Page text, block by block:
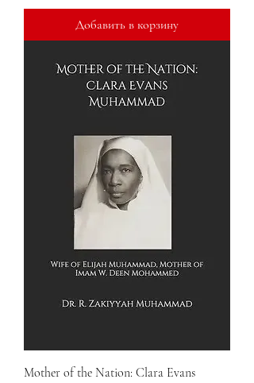
Добавить в корзину
Mother of the Nation: Clara Evans